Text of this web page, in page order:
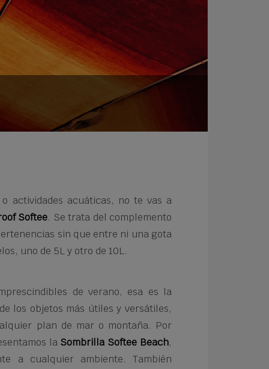
actividades acuáticas, no te vas a
Softee. Se trata del complemento
sin que entre ni una gota
uno de 5L y otro de 10L.
de verano, esa es la
los objetos más útiles y versátiles,
plan de mar o montaña. Por
la Sombrilla Softee Beach,
a cualquier ambiente. También